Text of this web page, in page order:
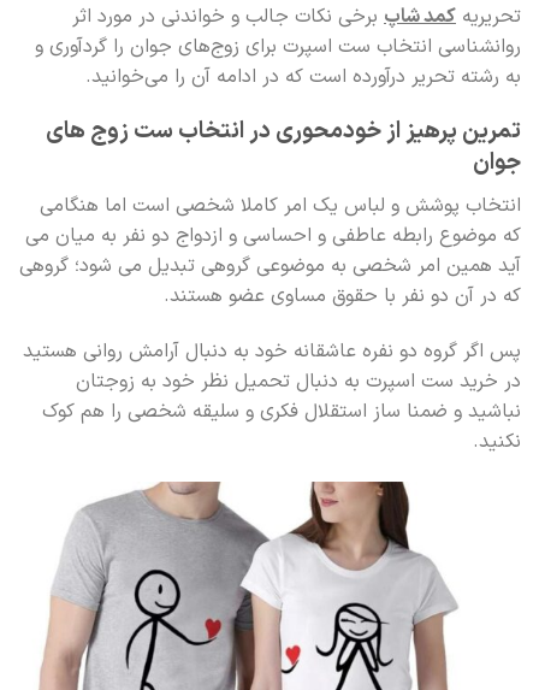
تحریریه کمد شاپبرخی نکات جالب و خواندنی در مورد اثر
روانشناسی انتخاب ست اسپرت برای زوج‌های جوان را گردآوری و
به رشته تحریر درآورده‌ است که در ادامه آن را می‌خوانید.
تمرین پرهیز از خودمحوری در انتخاب ست زوج های
جوان
انتخاب پوشش و لباس یک امر کاملا شخصی است اما هنگامی
که موضوع رابطه عاطفی و احساسی و ازدواج دو نفر به میان می
آید همین امر شخصی به موضوعی گروهی تبدیل می شود؛ گروهی
که در آن دو نفر با حقوق مساوی عضو هستند.
پس اگر گروه دو نفره عاشقانه خود به دنبال آرامش روانی هستید
در خرید ست اسپرت به دنبال تحمیل نظر خود به زوجتان
نباشید و ضمنا ساز استقلال فکری و سلیقه شخصی را هم کوک
نکنید.